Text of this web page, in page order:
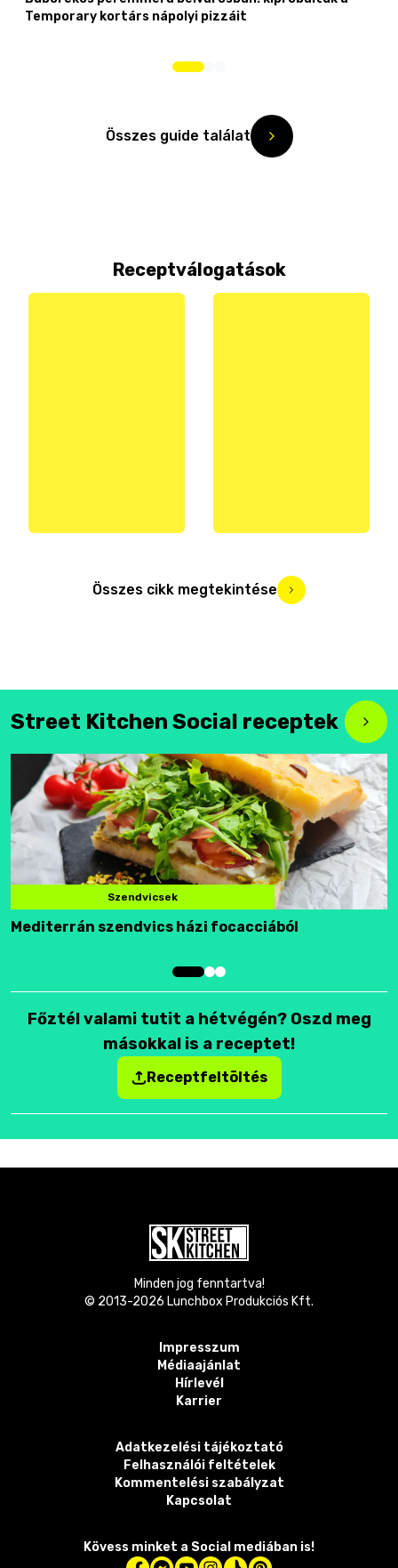
Temporary kortárs nápolyi pizzáit
Összes guide találat
Receptválogatások
Összes cikk megtekintése
Street Kitchen Social receptek
Szendvicsek
Mediterrán szendvics házi focacciából
Főztél valami tutit a hétvégén? Oszd meg
másokkal is a receptet!
Receptfeltöltés
Minden jog fenntartva!
© 2013-2026 Lunchbox Produkciós Kft.
Impresszum
Médiaajánlat
Hírlevél
Karrier
Adatkezelési tájékoztató
Felhasználói feltételek
Kommentelési szabályzat
Kapcsolat
Kövess minket a Social mediában is!